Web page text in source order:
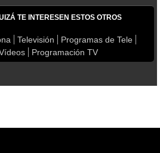
TE INTERESEN ESTOS OTROS
Televisión
Programas de Tele
Programación TV